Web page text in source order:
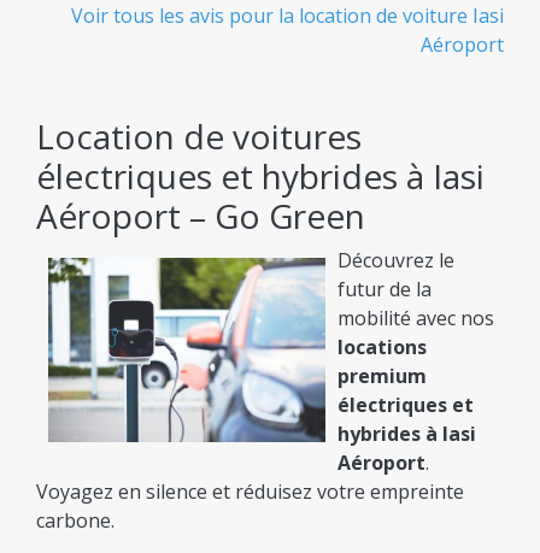
Voir tous les avis pour la location de voiture Iasi
Aéroport
Location de voitures
électriques et hybrides à Iasi
Aéroport – Go Green
Découvrez le
futur de la
mobilité avec nos
locations
premium
électriques et
hybrides à Iasi
Aéroport.
Voyagez en silence et réduisez votre empreinte
carbone.